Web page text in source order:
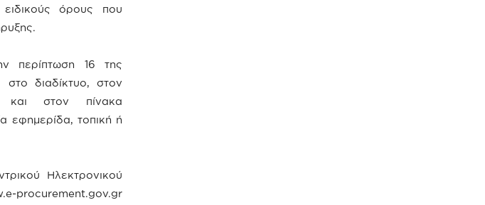
όρους που
περίπτωση 16 της
διαδίκτυο, στον
στον πίνακα
εφημερίδα, τοπική ή
Ηλεκτρονικού
procurement.gov.gr